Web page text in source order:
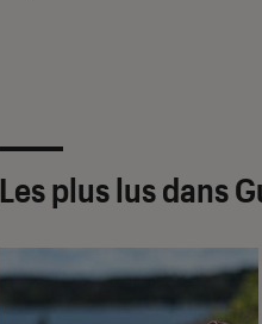
Les plus lus dans